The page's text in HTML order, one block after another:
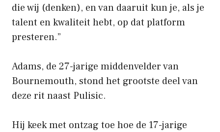
die wij (denken), en van daaruit kun je, als je
talent en kwaliteit hebt, op dat platform
presteren.”
Adams, de 27-jarige middenvelder van
Bournemouth, stond het grootste deel van
deze rit naast Pulisic.
Hij keek met ontzag toe hoe de 17-jarige